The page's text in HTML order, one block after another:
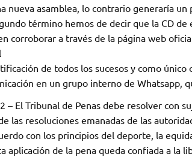
nueva asamblea, lo contrario generaría un
término hemos de decir que la CD
corroborar a través de la página web
de todos los sucesos y como único
en un grupo interno de Whatsapp,
– El Tribunal de Penas debe resolver con
las resoluciones emanadas de las
con los principios del deporte, la
aplicación de la pena queda confiada a la